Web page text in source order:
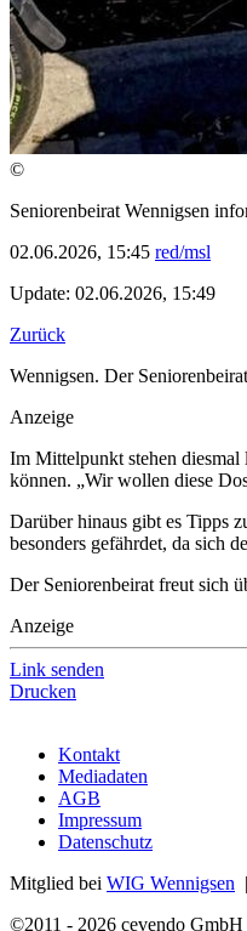
©
Seniorenbeirat Wennigsen
02.06.2026, 15:45 red/msl
Update: 02.06.2026, 15:49
Zurück
Wennigsen. Der
Anzeige
Im Mittelpunkt stehen
können. „Wir wollen diese
Darüber hinaus gibt es Tipps
besonders gefährdet, da sich
Der Seniorenbeirat freut sich
Anzeige
Link senden
Drucken
Kontakt
Mediadaten
AGB
Impressum
Datenschutz
Mitglied bei WIG Wennigsen |
©2011 - 2026 cevendo